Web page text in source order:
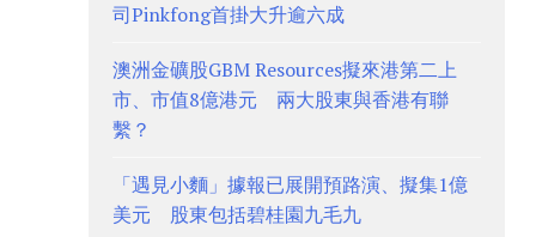
司Pinkfong首掛大升逾六成
澳洲金礦股GBM Resources擬來港第二上
市、市值8億港元 兩大股東與香港有聯
繫？
「遇見小麵」據報已展開預路演、擬集1億
美元 股東包括碧桂園九毛九